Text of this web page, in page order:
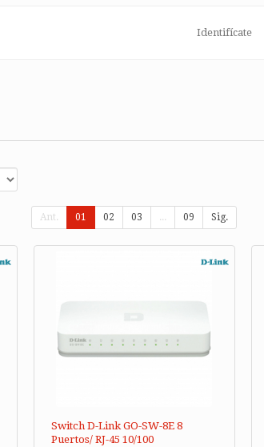
Identifícate
Ant. 01 02 03 ... 09 Sig.
Switch D-Link GO-SW-8E 8
Puertos/ RJ-45 10/100